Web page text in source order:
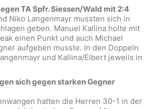
TA Spfr. Siessen/Wald mit 2:4
Niko Langenmayr mussten sich in
geben. Manuel Kallina holte mit
einen Punkt und auch Michael
aufgeben musste. In den Doppeln
und Kallina/Elbert jeweils in
sich gegen starken Gegner
hatten die Herren 30-1 in der